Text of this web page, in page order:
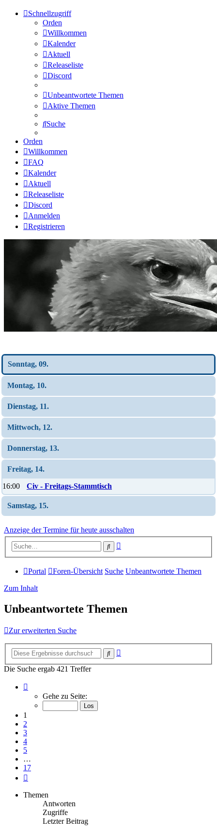
Schnellzugriff
Orden
Willkommen
Kalender
Aktuell
Releaseliste
Discord
Unbeantwortete Themen
Aktive Themen
Suche
Orden
Willkommen
FAQ
Kalender
Aktuell
Releaseliste
Discord
Anmelden
Registrieren
Sonntag, 09.
Montag, 10.
Dienstag, 11.
Mittwoch, 12.
Donnerstag, 13.
Freitag, 14.
16:00 Civ - Freitags-Stammtisch
Samstag, 15.
Anzeige der Termine für heute ausschalten
Suche
Portal Foren-Übersicht Suche Unbeantwortete Themen
Zum Inhalt
Unbeantwortete Themen
Zur erweiterten Suche
Suche
Die Suche ergab 421 Treffer
von
Gehe zu Seite:
1
2
3
4
5
…
17
Themen
Antworten
Zugriffe
Letzter Beitrag